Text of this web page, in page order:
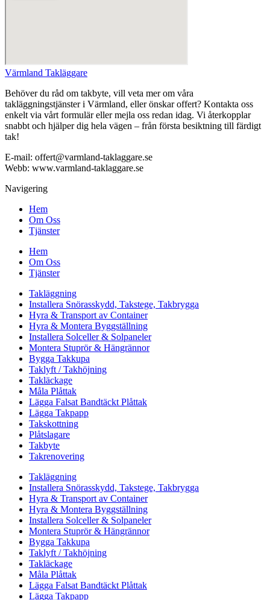
Värmland Takläggare
Behöver du råd om takbyte, vill veta mer om våra
takläggningstjänster i Värmland, eller önskar offert? Kontakta oss
enkelt via vårt formulär eller mejla oss redan idag. Vi återkopplar
snabbt och hjälper dig hela vägen – från första besiktning till färdigt
tak!
E-mail: offert@varmland-taklaggare.se
Webb: www.varmland-taklaggare.se
Navigering
Hem
Om Oss
Tjänster
Hem
Om Oss
Tjänster
Takläggning
Installera Snörasskydd, Takstege, Takbrygga
Hyra & Transport av Container
Hyra & Montera Byggställning
Installera Solceller & Solpaneler
Montera Stuprör & Hängrännor
Bygga Takkupa
Taklyft / Takhöjning
Takläckage
Måla Plåttak
Lägga Falsat Bandtäckt Plåttak
Lägga Takpapp
Takskottning
Plåtslagare
Takbyte
Takrenovering
Takläggning
Installera Snörasskydd, Takstege, Takbrygga
Hyra & Transport av Container
Hyra & Montera Byggställning
Installera Solceller & Solpaneler
Montera Stuprör & Hängrännor
Bygga Takkupa
Taklyft / Takhöjning
Takläckage
Måla Plåttak
Lägga Falsat Bandtäckt Plåttak
Lägga Takpapp